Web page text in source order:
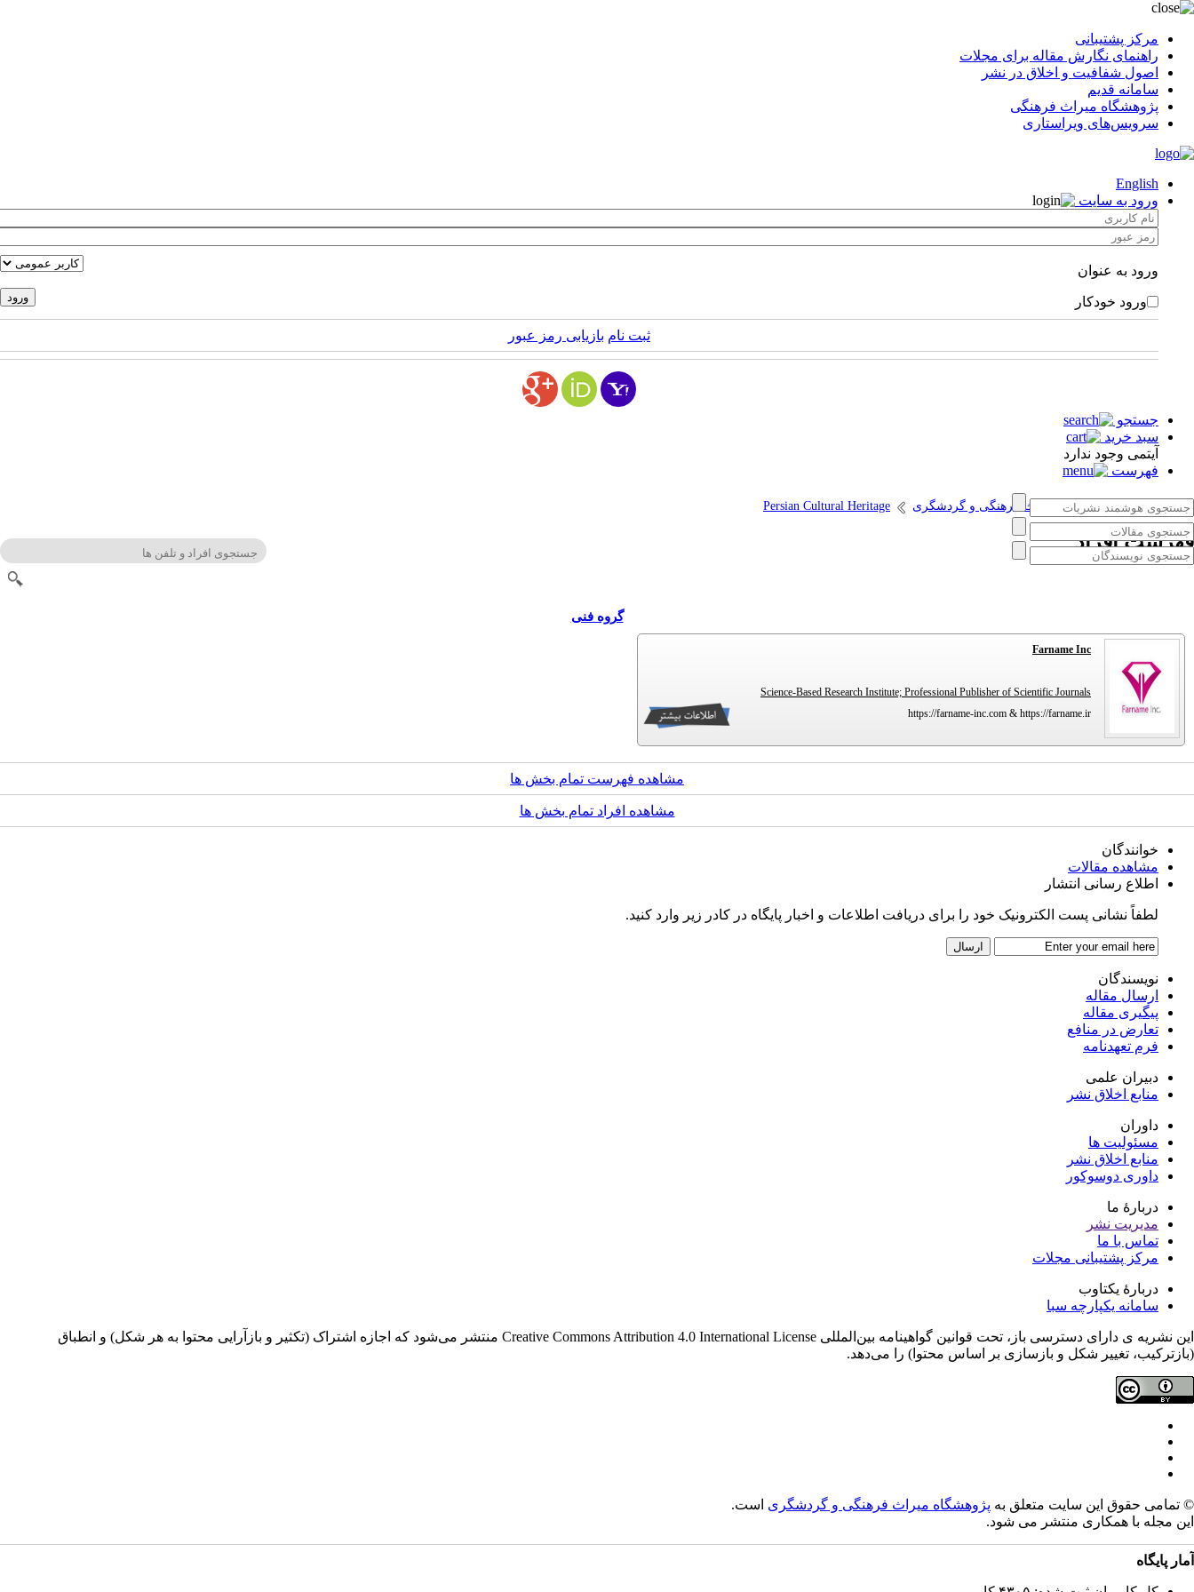
مرکز پشتیبانی
راهنمای نگارش مقاله برای مجلات
اصول شفافیت و اخلاق در نشر
سامانه قدیم
پژوهشگاه میراث فرهنگی
سرویس‌های ویراستاری
English
ورود به سایت
ورود به عنوان
ورود خودکار
ثبت نام بازیابی رمز عبور
جستجو
سبد خرید
آیتمی وجود ندارد
فهرست
انتشارات پژوهشگاه میراث فرهنگی و گردشگری Persian Cultural Heritage
فهرست افراد
گروه فنی
Farname Inc
Science-Based Research Institute; Professional Publisher of Scientific Journals
https://farname-inc.com & https://farname.ir
مشاهده فهرست تمام بخش ها
مشاهده افراد تمام بخش ها
خوانندگان
مشاهده مقالات
اطلاع رسانی انتشار
لطفاً نشانی پست الکترونیک خود را برای دریافت اطلاعات و اخبار پایگاه در کادر زیر وارد کنید.
نویسندگان
ارسال مقاله
پیگیری مقاله
تعارض در منافع
فرم تعهدنامه
دبیران علمی
منابع اخلاق نشر
داوران
مسئولیت ها
منابع اخلاق نشر
داوری دوسوکور
دربارۀ ما
مدیریت نشر
تماس با ما
مرکز پشتیبانی مجلات
دربارۀ یکتاوب
سامانه یکپارچه سبا
این نشریه ی دارای دسترسی باز، تحت قوانین گواهینامه بین‌المللی Creative Commons Attribution 4.0 International License منتشر می‌شود که اجازه اشتراک (تکثیر و بازآرایی محتوا به هر شکل) و انطباق
(بازترکیب، تغییر شکل و بازسازی بر اساس محتوا) را می‌دهد.
© تمامی حقوق این سایت متعلق به پژوهشگاه میراث فرهنگی و گردشگری است.
این مجله با همکاری منتشر می شود.
آمار پایگاه